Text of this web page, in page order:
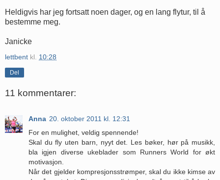
Heldigvis har jeg fortsatt noen dager, og en lang flytur, til å
bestemme meg.
Janicke
lettbent kl. 10:28
Del
11 kommentarer:
Anna 20. oktober 2011 kl. 12:31
For en mulighet, veldig spennende!
Skal du fly uten barn, nyyt det. Les bøker, hør på musikk,
bla igjen diverse ukeblader som Runners World for økt
motivasjon.
Når det gjelder kompresjonsstrømper, skal du ikke kimse av